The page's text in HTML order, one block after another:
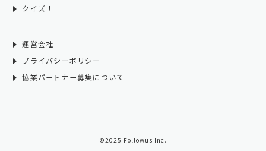
クイズ！
運営会社
プライバシーポリシー
協業パートナー募集について
©2025 Followus Inc.